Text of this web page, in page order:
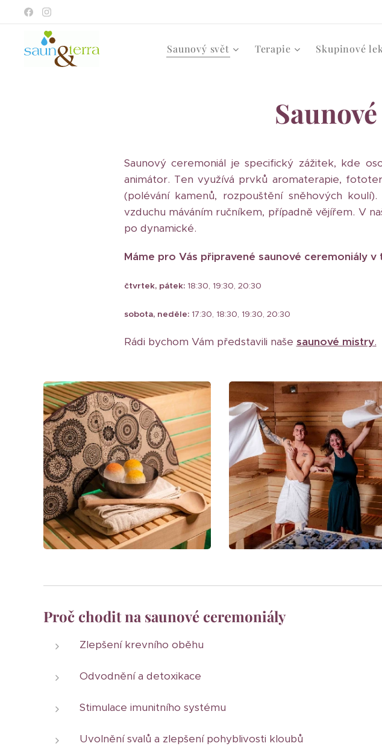
Saunový svět Terapie Skupinové
Saunový ceremoniál je specifický zážitek, kde
animátor. Ten využívá prvků aromaterapie,
(polévání kamenů, rozpouštění sněhových
vzduchu máváním ručníkem, případně vějířem. V
po dynamické.
Máme pro Vás připravené saunové ceremoniály
čtvrtek, pátek:18:30, 19:30, 20:30
sobota, neděle:17:30, 18:30, 19:30, 20:30
Rádi bychom Vám představili naše saunové mistry.
Proč chodit na saunové ceremoniály
Zlepšení krevního oběhu
Odvodnění a detoxikace
Stimulace imunitního systému
Uvolnění svalů a zlepšení pohyblivosti kloubů